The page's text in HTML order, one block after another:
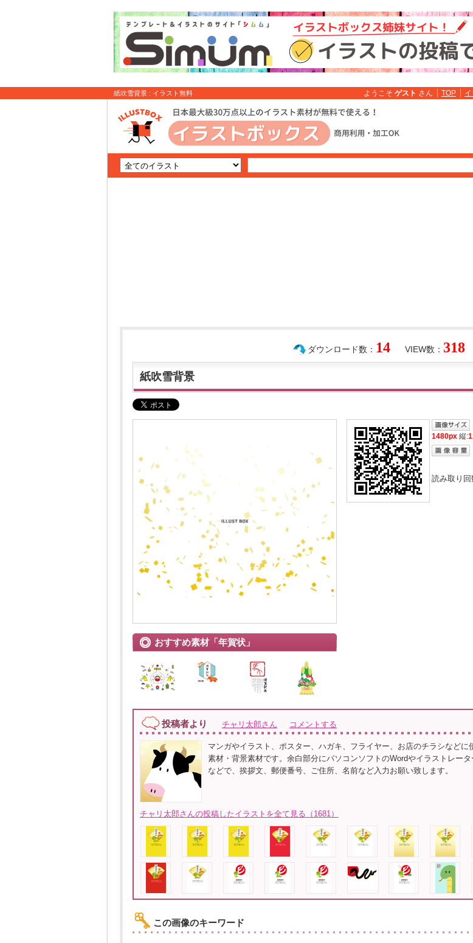
紙吹雪背景 : イラスト無料 ようこそ ゲスト さん TOP
VIEW数： 318
ダウンロード数： 14
紙吹雪背景
おすすめ素材「年賀状」
1480px 縦:
読み取り回
投稿者より チャリ太郎さん コメントする
マンガやイラスト、ポスター、ハガキ、フライヤー、お店のチラシなどに
素材・背景素材です。余白部分にパソコンソフトのWordやイラストレー
などで、挨拶文、郵便番号、ご住所、名前など入力お願い致します。
チャリ太郎さんの投稿したイラストを全て見る（1681）
この画像のキーワード